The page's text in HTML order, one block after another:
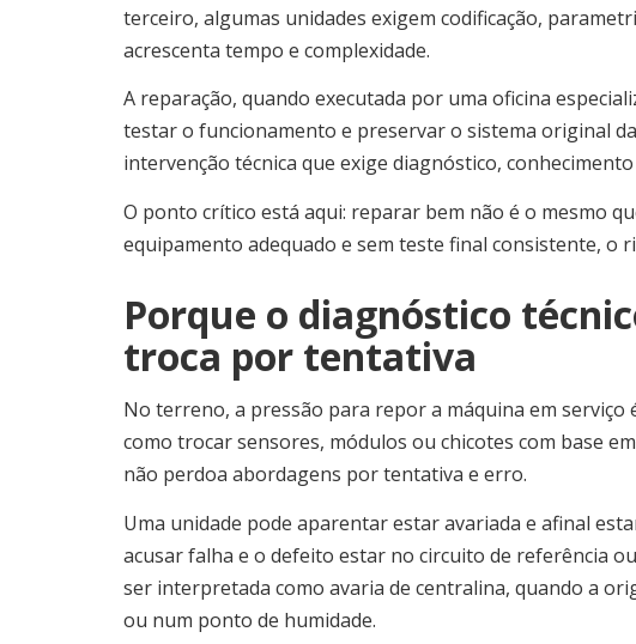
terceiro, algumas unidades exigem codificação,
acrescenta tempo e complexidade.
A reparação, quando executada por uma oficina
testar o funcionamento e preservar o sistema original
intervenção técnica que exige diagnóstico,
O ponto crítico está aqui: reparar bem não é o mesmo
equipamento adequado e sem teste final consistente, o
Porque o diagnóstico
troca por tentativa
No terreno, a pressão para repor a máquina em serviço
como trocar sensores, módulos ou chicotes com base
não perdoa abordagens por tentativa e erro.
Uma unidade pode aparentar estar avariada e afinal
acusar falha e o defeito estar no circuito de referência
ser interpretada como avaria de centralina, quando a
ou num ponto de humidade.